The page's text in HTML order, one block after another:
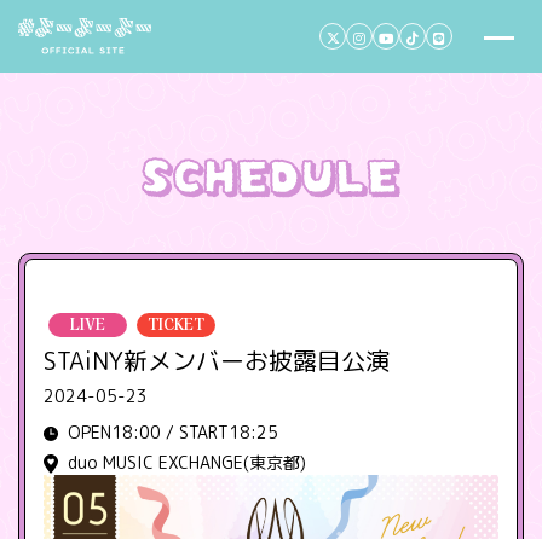
LIVE TICKET
STAiNY新メンバーお披露目公演
2024-05-23
OPEN18:00 / START18:25
duo MUSIC EXCHANGE(東京都)